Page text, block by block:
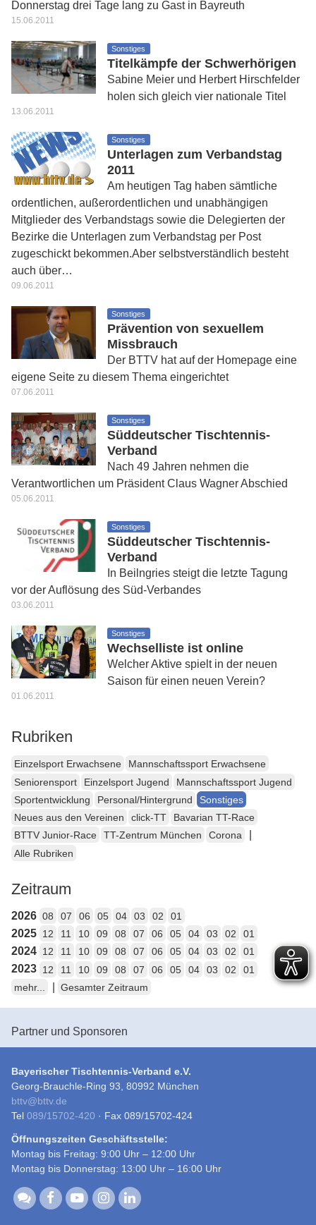
Donnerstag drei Tage lang zu Gast in Bayreuth
15.06.2011
Sonstiges
Titelkämpfe der Schwerhörigen
Sabine Meier und Herbert Hirschfelder
holen sich gleich vier nationale Titel
13.06.2011
Sonstiges
Unterlagen zum Verbandstag
2011
Am heutigen Tag haben sämtliche
ordentlichen, außerordentlichen und unabhängigen
Mitglieder des Verbandstags sowie die Delegierten der
Bezirke die Unterlagen zum Verbandstag per Post
zugeschickt bekommen.Aber selbstverständlich besteht
auch über…
09.06.2011
Sonstiges
Prävention von sexuellem
Missbrauch
Der BTTV hat auf der Homepage eine
eigene Seite zu diesem Thema eingerichtet
07.06.2011
Sonstiges
Süddeutscher Tischtennis-
Verband
Nach 49 Jahren nehmen die
Verantwortlichen um Präsident Claus Wagner Abschied
05.06.2011
Sonstiges
Süddeutscher Tischtennis-
Verband
In Beilngries steigt die letzte Tagung
vor der Auflösung des Süd-Verbandes
03.06.2011
Sonstiges
Wechselliste ist online
Welcher Aktive spielt in der neuen
Saison für einen neuen Verein?
01.06.2011
Rubriken
Einzelsport Erwachsene
Mannschaftssport Erwachsene
Seniorensport
Einzelsport Jugend
Mannschaftssport Jugend
Sportentwicklung
Personal/Hintergrund
Sonstiges
Neues aus den Vereinen
click-TT
Bavarian TT-Race
BTTV Junior-Race
TT-Zentrum München Corona
Alle Rubriken
Zeitraum
2026 08 07 06 05 04 03 02 01
2025 12 11 10 09 08 07 06 05 04 03 02 01
2024 12 11 10 09 08 07 06 05 04 03 02 01
2023 12 11 10 09 08 07 06 05 04 03 02
01
mehr...
Gesamter Zeitraum
Partner und Sponsoren
Bayerischer Tischtennis-Verband e.V.
Georg-Brauchle-Ring 93, 80992 München
bttv@bttv.de
Tel 089/15702-420 · Fax 089/15702-424
Öffnungszeiten Geschäftsstelle:
Montag bis Freitag: 9:00 Uhr – 12:00 Uhr
Montag bis Donnerstag: 13:00 Uhr – 16:00 Uhr